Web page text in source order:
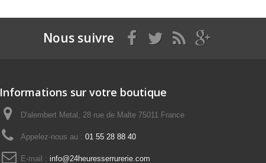
Nous suivre
Informations sur votre boutique
D'alembert Metal, 28 rue de Malte 75011 France
Appelez-nous au : 01 55 28 88 40
E-mail : info@24heuresserrurerie.com